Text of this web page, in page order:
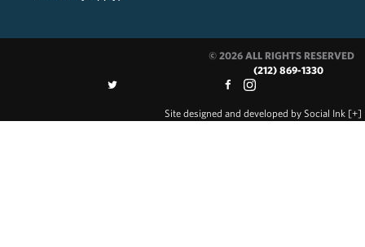
© 2026 ALL RIGHTS RESERVED
(212) 869-1330
Site designed and developed by Social Ink [+]